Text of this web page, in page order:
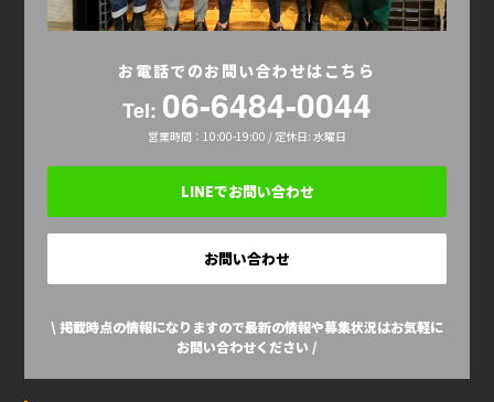
お電話でのお問い合わせはこちら
Tel: 06-6484-0044
営業時間：10:00-19:00 / 定休日: 水曜日
LINEでお問い合わせ
お問い合わせ
\ 掲載時点の情報になりますので最新の情報や募集状況はお気軽に
お問い合わせください /